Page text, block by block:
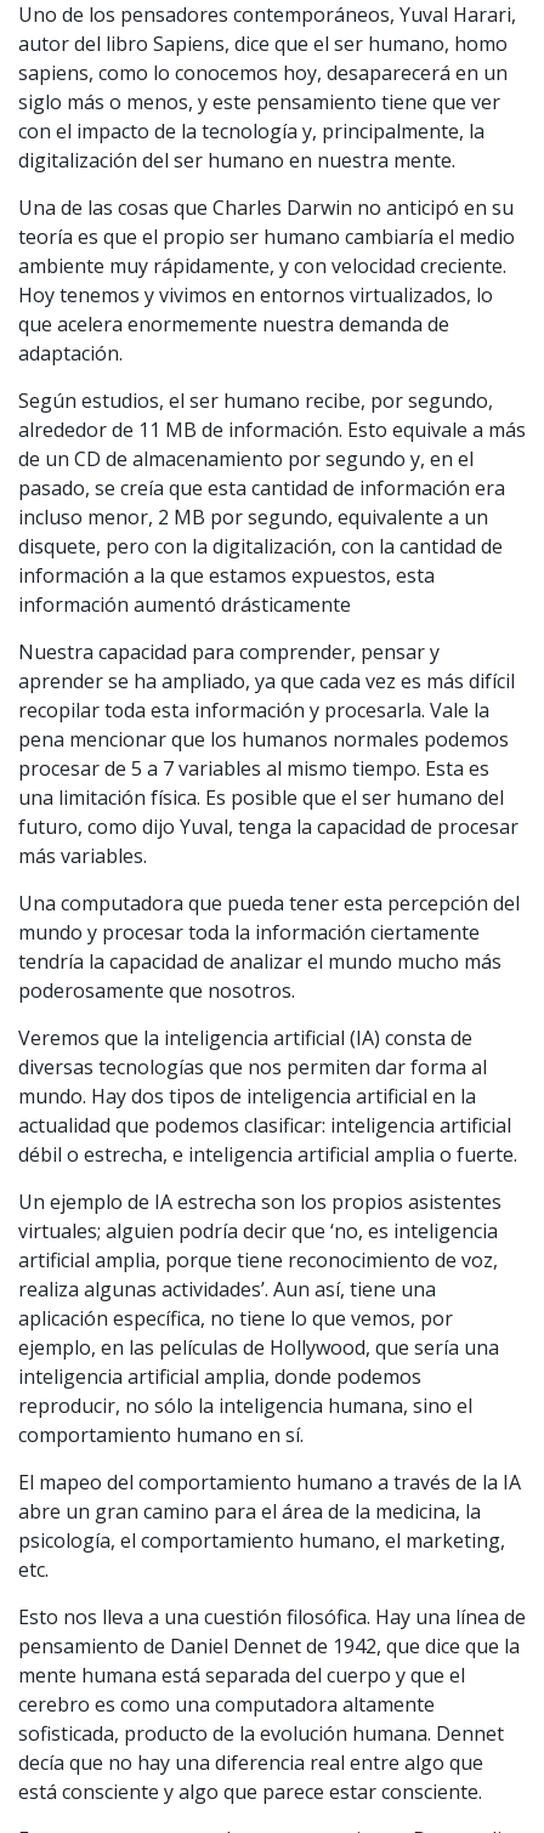
Uno de los pensadores contemporáneos, Yuval Harari,
autor del libro Sapiens, dice que el ser humano, homo
sapiens, como lo conocemos hoy, desaparecerá en un
siglo más o menos, y este pensamiento tiene que ver
con el impacto de la tecnología y, principalmente, la
digitalización del ser humano en nuestra mente.
Una de las cosas que Charles Darwin no anticipó en su
teoría es que el propio ser humano cambiaría el medio
ambiente muy rápidamente, y con velocidad creciente.
Hoy tenemos y vivimos en entornos virtualizados, lo
que acelera enormemente nuestra demanda de
adaptación.
Según estudios, el ser humano recibe, por segundo,
alrededor de 11 MB de información. Esto equivale a más
de un CD de almacenamiento por segundo y, en el
pasado, se creía que esta cantidad de información era
incluso menor, 2 MB por segundo, equivalente a un
disquete, pero con la digitalización, con la cantidad de
información a la que estamos expuestos, esta
información aumentó drásticamente
Nuestra capacidad para comprender, pensar y
aprender se ha ampliado, ya que cada vez es más difícil
recopilar toda esta información y procesarla. Vale la
pena mencionar que los humanos normales podemos
procesar de 5 a 7 variables al mismo tiempo. Esta es
una limitación física. Es posible que el ser humano del
futuro, como dijo Yuval, tenga la capacidad de procesar
más variables.
Una computadora que pueda tener esta percepción del
mundo y procesar toda la información ciertamente
tendría la capacidad de analizar el mundo mucho más
poderosamente que nosotros.
Veremos que la inteligencia artificial (IA) consta de
diversas tecnologías que nos permiten dar forma al
mundo. Hay dos tipos de inteligencia artificial en la
actualidad que podemos clasificar: inteligencia artificial
débil o estrecha, e inteligencia artificial amplia o fuerte.
Un ejemplo de IA estrecha son los propios asistentes
virtuales; alguien podría decir que ‘no, es inteligencia
artificial amplia, porque tiene reconocimiento de voz,
realiza algunas actividades’. Aun así, tiene una
aplicación específica, no tiene lo que vemos, por
ejemplo, en las películas de Hollywood, que sería una
inteligencia artificial amplia, donde podemos
reproducir, no sólo la inteligencia humana, sino el
comportamiento humano en sí.
El mapeo del comportamiento humano a través de la IA
abre un gran camino para el área de la medicina, la
psicología, el comportamiento humano, el marketing,
etc.
Esto nos lleva a una cuestión filosófica. Hay una línea de
pensamiento de Daniel Dennet de 1942, que dice que la
mente humana está separada del cuerpo y que el
cerebro es como una computadora altamente
sofisticada, producto de la evolución humana. Dennet
decía que no hay una diferencia real entre algo que
está consciente y algo que parece estar consciente.